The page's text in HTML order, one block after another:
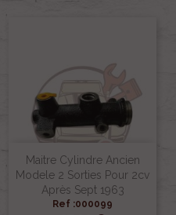
Maitre Cylindre Ancien
Modele 2 Sorties Pour 2cv
Après Sept 1963
Ref :000099